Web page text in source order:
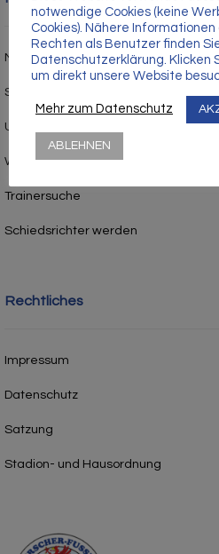
Mitgliedschaft
Sponsor werden
Unsere Geburtstagskinder
Werner-Seelenbinder-Stadion
Trainersuche
Schiedsrichter werden
Rechtliches
Impressum
Datenschutz
Satzung
Stadion- und Hausordnung
notwendige Cookies (keine
Cookies). Nähere Informationen
Rechten als Benutzer finden
Datenschutzerklärung. Klicken
um direkt unsere Website
Mehr zum Datenschutz
ABLEHNEN